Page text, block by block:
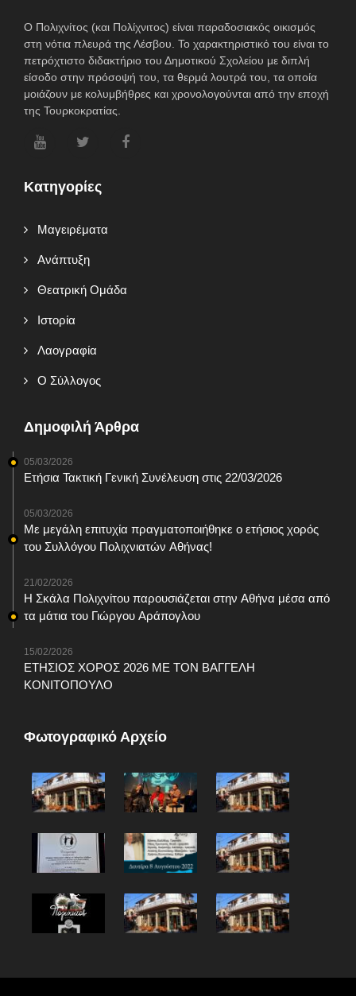
Ο Πολιχνίτος (και Πολίχνιτος) είναι παραδοσιακός οικισμός
στη νότια πλευρά της Λέσβου. Το χαρακτηριστικό του είναι το
πετρόχτιστο διδακτήριο του Δημοτικού Σχολείου με διπλή
είσοδο στην πρόσοψή του, τα θερμά λουτρά του, τα οποία
μοιάζουν με κολυμβήθρες και χρονολογούνται από την εποχή
της Τουρκοκρατίας.
Κατηγορίες
Mαγειρέματα
Ανάπτυξη
Θεατρική Ομάδα
Ιστορία
Λαογραφία
Ο Σύλλογος
Δημοφιλή Άρθρα
05/03/2026
Ετήσια Τακτική Γενική Συνέλευση στις 22/03/2026
05/03/2026
Με μεγάλη επιτυχία πραγματοποιήθηκε ο ετήσιος χορός
του Συλλόγου Πολιχνιατών Αθήνας!
21/02/2026
Η Σκάλα Πολιχνίτου παρουσιάζεται στην Αθήνα μέσα από
τα μάτια του Γιώργου Αράπογλου
15/02/2026
ΕΤΗΣΙΟΣ ΧΟΡΟΣ 2026 ΜΕ ΤΟΝ ΒΑΓΓΕΛΗ
ΚΟΝΙΤΟΠΟΥΛΟ
Φωτογραφικό Αρχείο